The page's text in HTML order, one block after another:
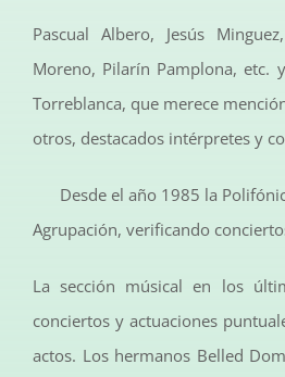
Pascual Albero, Jesús
Moreno, Pilarín Pamplona, etc.
Torreblanca, que merece
otros, destacados intérpretes y
Desde el año 1985 la
Agrupación, verificando
La sección músical en los
conciertos y actuaciones
actos. Los hermanos Belled